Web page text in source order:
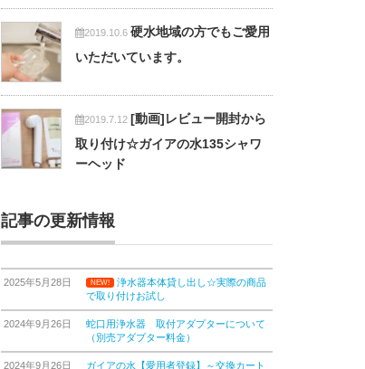
2019.10.6 硬水地域の方でもご愛用
いただいています。
2019.7.12 [動画]レビュー開封から
取り付け☆ガイアの水135シャワ
ーヘッド
記事の更新情報
2025年5月28日 NEW!
浄水器本体貸し出し☆実際の商品
で取り付けお試し
2024年9月26日
蛇口用浄水器 取付アダプターについて
（別売アダプター料金）
2024年9月26日
ガイアの水【愛用者登録】～交換カート